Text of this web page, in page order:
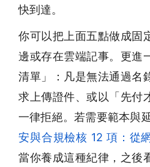
快到達。
你可以把上面五點做成固
邊或存在雲端記事。更進
清單」：凡是無法通過名
求上傳證件、或以「先付
一律拒絕。若需要範本與
安與合規檢核 12 項：從
當你養成這種紀律，之後